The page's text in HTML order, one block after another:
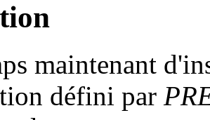
maintenant
défini par